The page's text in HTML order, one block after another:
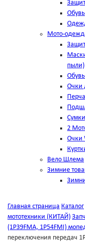
Обувь
Мото-
пыли)
Очки
2
Очки
Вело Шлема
Зимние
Главная страница Каталог
мототехники (КИТАЙ)
(1Р39FMА, 1Р54FMI)
переключения передач